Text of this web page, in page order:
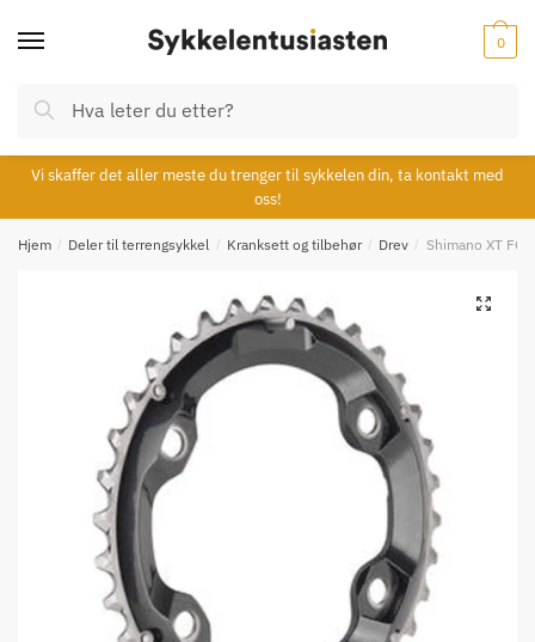
Søk
etter:
Søk
0
Vi skaffer det aller meste du trenger til sykkelen din, ta kontakt med
oss!
Hjem / Deler til terrengsykkel / Kranksett og tilbehør / Drev / Shimano XT
🔍